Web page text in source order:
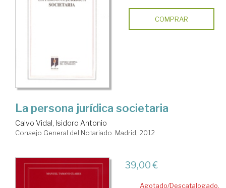
COMPRAR
La persona jurídica societaria
Calvo Vidal, Isidoro Antonio
Consejo General del Notariado. Madrid, 2012
39,00 €
Agotado/Descatalogado.